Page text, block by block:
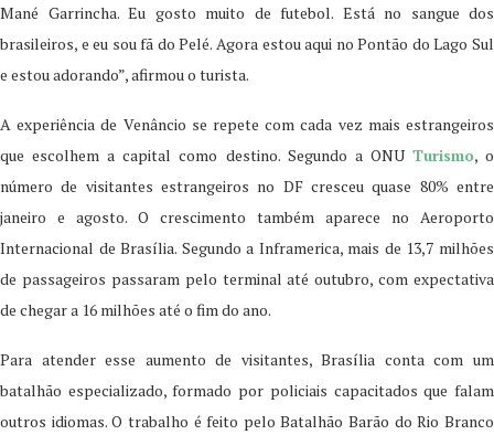
Mané Garrincha. Eu gosto muito de futebol. Está no sangue dos
brasileiros, e eu sou fã do Pelé. Agora estou aqui no Pontão do Lago Sul
e estou adorando”, afirmou o turista.
A experiência de Venâncio se repete com cada vez mais estrangeiros
que escolhem a capital como destino. Segundo a ONU Turismo, o
número de visitantes estrangeiros no DF cresceu quase 80% entre
janeiro e agosto. O crescimento também aparece no Aeroporto
Internacional de Brasília. Segundo a Inframerica, mais de 13,7 milhões
de passageiros passaram pelo terminal até outubro, com expectativa
de chegar a 16 milhões até o fim do ano.
Para atender esse aumento de visitantes, Brasília conta com um
batalhão especializado, formado por policiais capacitados que falam
outros idiomas. O trabalho é feito pelo Batalhão Barão do Rio Branco